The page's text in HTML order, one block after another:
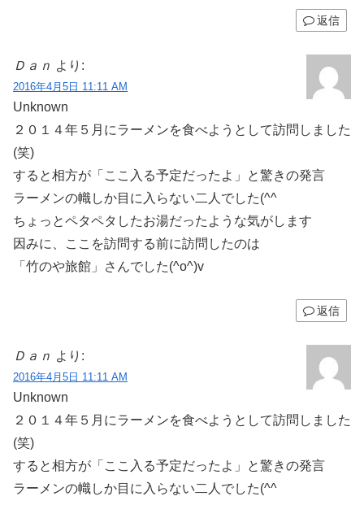
返信
Ｄａｎ より:
2016年4月5日 11:11 AM
Unknown
２０１４年５月にラーメンを食べようとして訪問しました
(笑)
すると相方が「ここ入る予定だったよ」と驚きの発言
ラーメンの幟しか目に入らない二人でした(^^ゞ
ちょっとペタペタしたお湯だったような気がします
因みに、ここを訪問する前に訪問したのは
「竹のや旅館」さんでした(^o^)v
返信
Ｄａｎ より:
2016年4月5日 11:11 AM
Unknown
２０１４年５月にラーメンを食べようとして訪問しました
(笑)
すると相方が「ここ入る予定だったよ」と驚きの発言
ラーメンの幟しか目に入らない二人でした(^^ゞ